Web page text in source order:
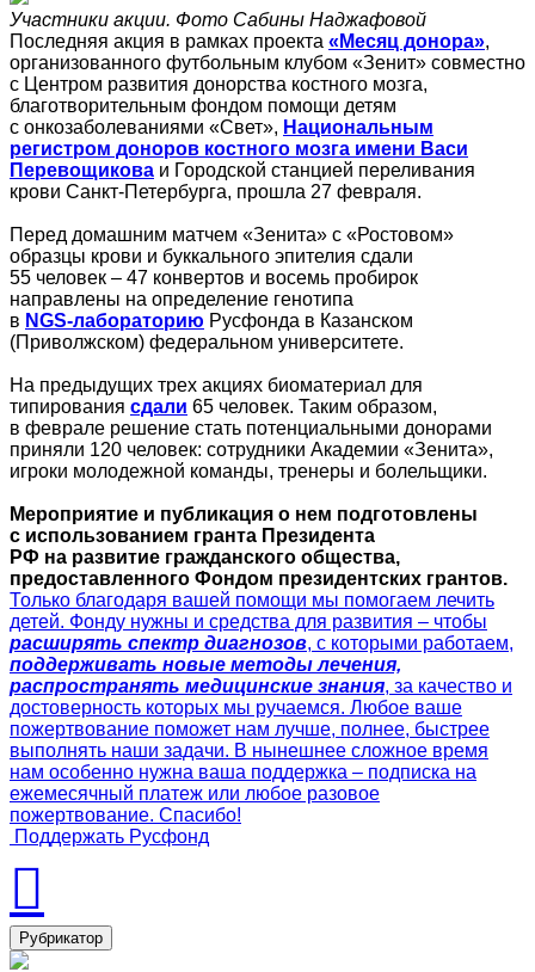
Участники акции. Фото Сабины Наджафовой
Последняя акция в рамках проекта «Месяц донора»,
организованного футбольным клубом «Зенит» совместно
с Центром развития донорства костного мозга,
благотворительным фондом помощи детям
с онкозаболеваниями «Свет», Национальным
регистром доноров костного мозга имени Васи
Перевощикова и Городской станцией переливания
крови Санкт-Петербурга, прошла 27 февраля.
Перед домашним матчем «Зенита» с «Ростовом»
образцы крови и буккального эпителия сдали
55 человек – 47 конвертов и восемь пробирок
направлены на определение генотипа
в NGS‑лабораторию Русфонда в Казанском
(Приволжском) федеральном университете.
На предыдущих трех акциях биоматериал для
типирования сдали 65 человек. Таким образом,
в феврале решение стать потенциальными донорами
приняли 120 человек: сотрудники Академии «Зенита»,
игроки молодежной команды, тренеры и болельщики.
Мероприятие и публикация о нем подготовлены
с использованием гранта Президента
РФ на развитие гражданского общества,
предоставленного Фондом президентских грантов.
Только благодаря вашей помощи мы помогаем лечить
детей. Фонду нужны и средства для развития – чтобы
расширять спектр диагнозов, с которыми работаем,
поддерживать новые методы лечения,
распространять медицинские знания, за качество и
достоверность которых мы ручаемся. Любое ваше
пожертвование поможет нам лучше, полнее, быстрее
выполнять наши задачи. В нынешнее сложное время
нам особенно нужна ваша поддержка – подписка на
ежемесячный платеж или любое разовое
пожертвование. Спасибо!
Поддержать Русфонд
Рубрикатор